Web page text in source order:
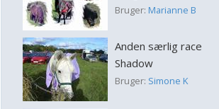
Bruger: Marianne B
Anden særlig race
Shadow
Bruger: Simone K